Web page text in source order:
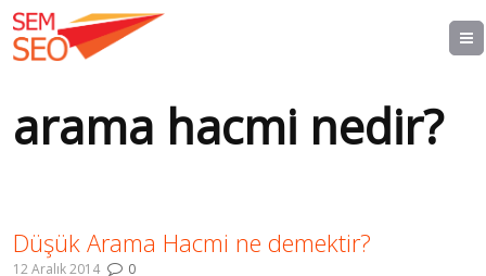
arama hacmi nedir?
Düşük Arama Hacmi ne demektir?
12 Aralık 2014 0